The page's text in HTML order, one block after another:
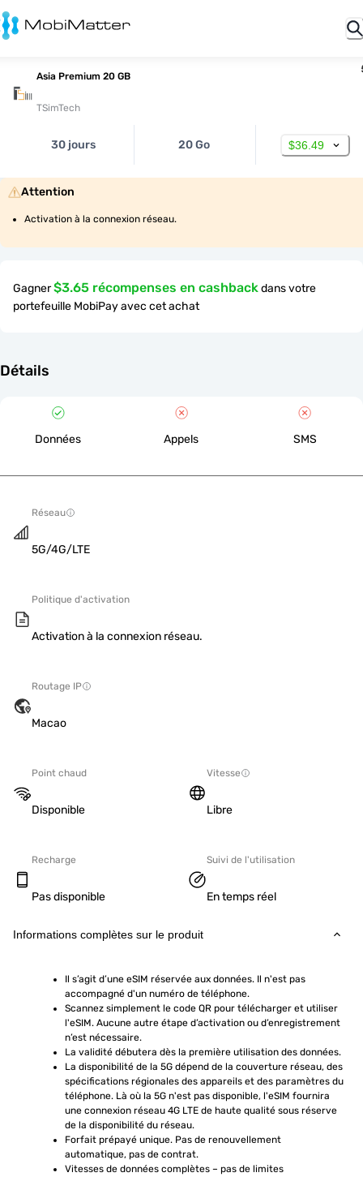
Asia Premium 20 GB
TSimTech
30 jours 20 Go $36.49
Attention
Activation à la connexion réseau.
Gagner$3.65 récompenses en cashbackdans votre
portefeuille MobiPay avec cet achat
Détails
Données Appels SMS
Réseau
5G/4G/LTE
Politique d'activation
Activation à la connexion réseau.
Routage IP
Macao
Point chaud
Disponible
Vitesse
Libre
Recharge
Pas disponible
Suivi de l'utilisation
En temps réel
Informations complètes sur le produit
Il s’agit d’une eSIM réservée aux données. Il n'est pas
accompagné d'un numéro de téléphone.
Scannez simplement le code QR pour télécharger et utiliser
l'eSIM. Aucune autre étape d’activation ou d’enregistrement
n’est nécessaire.
La validité débutera dès la première utilisation des données.
La disponibilité de la 5G dépend de la couverture réseau, des
spécifications régionales des appareils et des paramètres du
téléphone. Là où la 5G n'est pas disponible, l'eSIM fournira
une connexion réseau 4G LTE de haute qualité sous réserve
de la disponibilité du réseau.
Forfait prépayé unique. Pas de renouvellement
automatique, pas de contrat.
Vitesses de données complètes – pas de limites